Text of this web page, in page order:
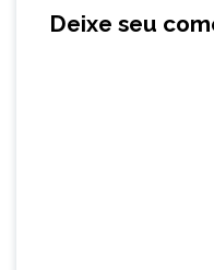
Deixe seu